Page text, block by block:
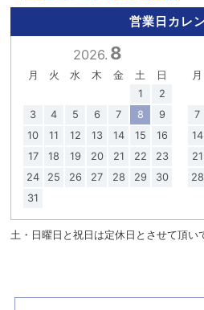
営業日カレ
2026. 8
月 火 水 木 金 土
日
1
2
3
4 5 6 7 8
9
10
11 12 13 14 15
16
17
18 19 20 21 22
23
24
25 26 27 28 29
30
31
月
7
14
21
28
土・日曜日と祝日は定休日とさせて頂い